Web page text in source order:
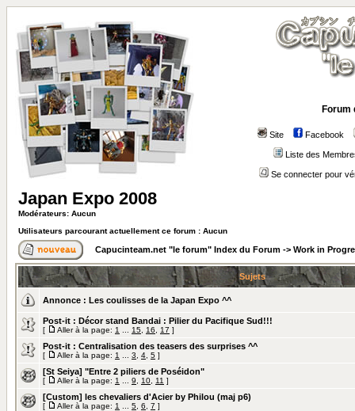
Forum
Site Facebook
Liste des
Se connecter pour
Japan Expo 2008
Modérateurs: Aucun
Utilisateurs parcourant actuellement ce forum : Aucun
Capucinteam.net "le forum" Index du Forum -> Work in
Sujets
Annonce : Les coulisses de la Japan Expo ^^
Post-it : Décor stand Bandai : Pilier du Pacifique Sud!!!
[ Aller à la page: 1 15 16 17 ]
Post-it : Centralisation des teasers des surprises ^^
[ Aller à la page: 1 3 4 5 ]
[St Seiya] "Entre 2 piliers de Poséidon"
[ Aller à la page: 1 9 10 11 ]
[Custom] les chevaliers d'Acier by Philou (maj p6)
[ Aller à la page: 1 5 6 7 ]